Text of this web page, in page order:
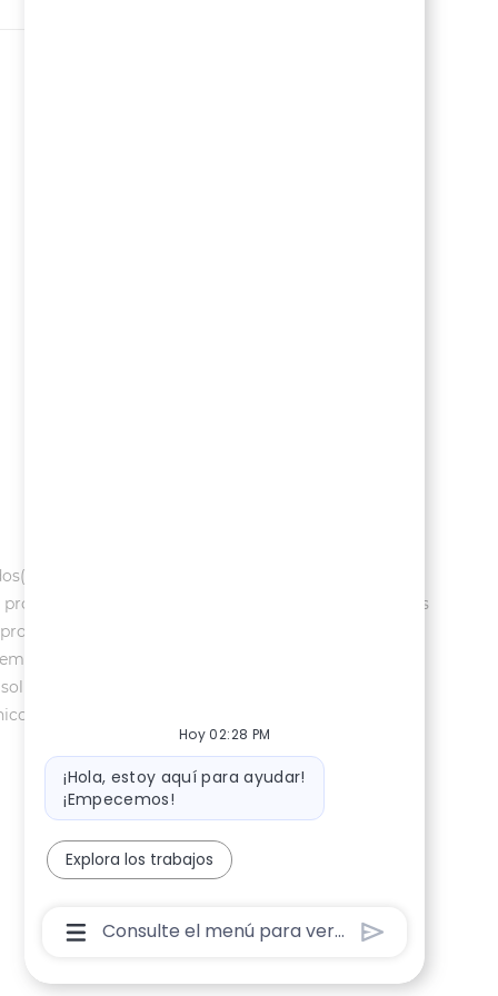
recibirán consideración para el empleo sin
y no serán discriminados(as) por motivos
de selección de empleo, comuníquese con
con discapacidades que solicitan asistencia de
de empleo si no necesita asistencia de
no relacionados con la discapacidad, no recibirán
Hoy 02:28 PM
Mensaje de bot
¡Hola, estoy aquí para ayudar!
¡Empecemos!
Explora los trabajos
Cuadro De Entrada De Usuario De Chatbot